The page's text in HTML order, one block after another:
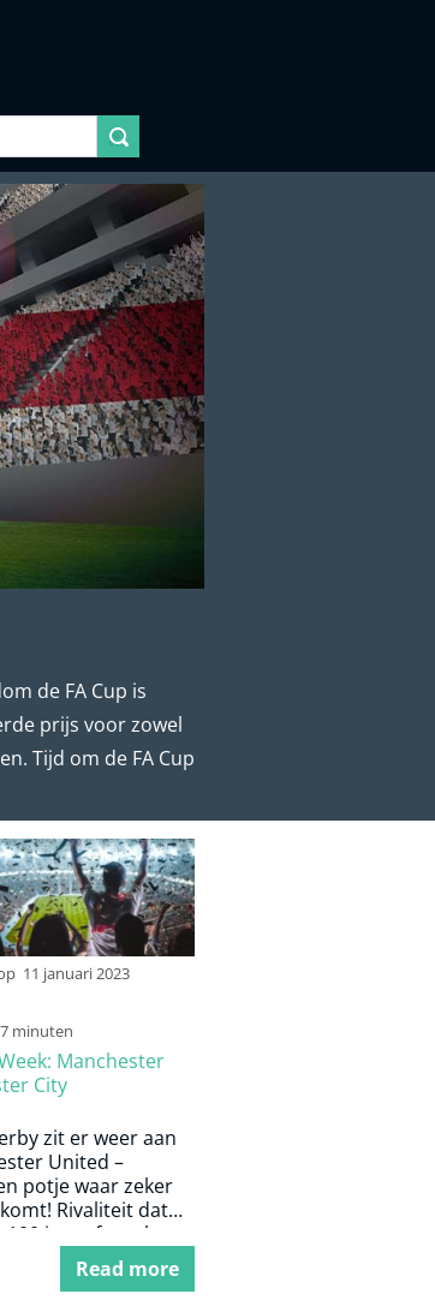
de FA Cup is
prijs voor zowel
Tijd om de FA Cup
11 januari 2023
minuten
Manchester
City
zit er weer aan
United –
potje waar zeker
Rivaliteit dat
jaar afspeelt.
de twee clubs en
Read more